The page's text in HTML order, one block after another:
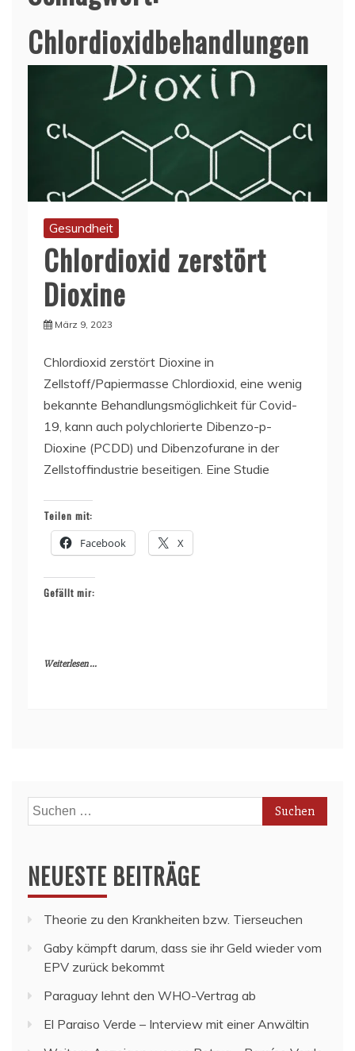
Chlordioxidbehandlungen
Gesundheit
Chlordioxid zerstört
Dioxine
März 9, 2023
Chlordioxid zerstört Dioxine in
Zellstoff/Papiermasse Chlordioxid, eine wenig
bekannte Behandlungsmöglichkeit für Covid-
19, kann auch polychlorierte Dibenzo-p-
Dioxine (PCDD) und Dibenzofurane in der
Zellstoffindustrie beseitigen. Eine Studie
Teilen mit:
Facebook X
Gefällt mir:
Weiterlesen ...
Suchen
nach:
NEUESTE BEITRÄGE
Theorie zu den Krankheiten bzw. Tierseuchen
Gaby kämpft darum, dass sie ihr Geld wieder vom
EPV zurück bekommt
Paraguay lehnt den WHO-Vertrag ab
El Paraiso Verde – Interview mit einer Anwältin